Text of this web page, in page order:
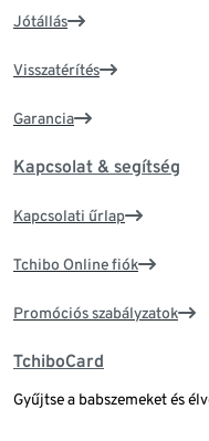
Jótállás
Visszatérítés
Garancia
Kapcsolat & segítség
Kapcsolati űrlap
Tchibo Online fiók
Promóciós szabályzatok
TchiboCard
Gyűjtse a babszemeket és